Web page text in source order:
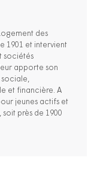
des
1901 et intervient
sociétés
apporte son
et financière. A
jeunes actifs et
près de 1900